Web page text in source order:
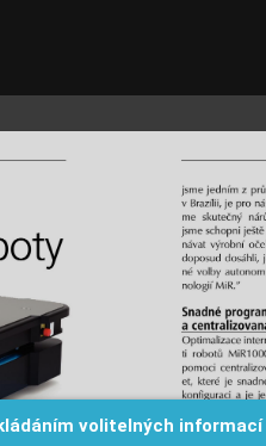
volitelných informací